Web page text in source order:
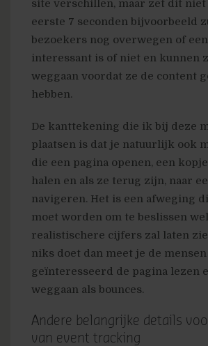
site verschillen, maar zet dit
eerste 7 seconden bijvoorbeeld
bezoekers nog overwegen of
interessant is of niet en kunnen
weggaan voordat ze de content
hebben.
De kanttekening die ik bij deze
plaatsen is dat je natuurlijk ook
die een pagina openen, een
halen en als ze terug zijn, naar
navigeren. Het is een afweging
moet worden om te beslissen
realistischere cijfers zal laten
niks doet dan meet je de
geïnteresseerd de pagina lezen
weggaan als bounces.
Andere belangrijke details
van event tracking